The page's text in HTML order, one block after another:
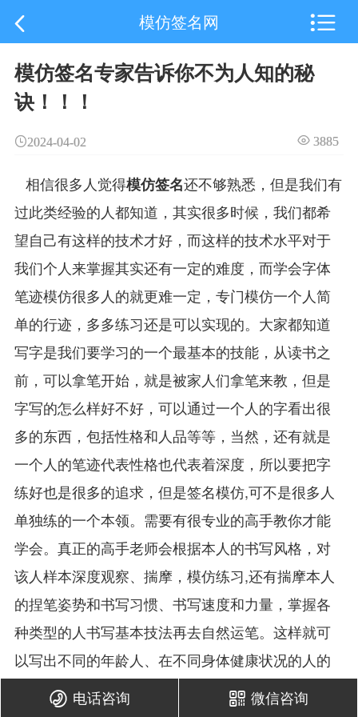
模仿签名网 
模仿签名专家告诉你不为人知的秘
诀！！！
2024-04-02 3885
相信很多人觉得模仿签名还不够熟悉，但是我们有
过此类经验的人都知道，其实很多时候，我们都希
望自己有这样的技术才好，而这样的技术水平对于
我们个人来掌握其实还有一定的难度，而学会字体
笔迹模仿很多人的就更难一定，专门模仿一个人简
单的行迹，多多练习还是可以实现的。大家都知道
写字是我们要学习的一个最基本的技能，从读书之
前，可以拿笔开始，就是被家人们拿笔来教，但是
字写的怎么样好不好，可以通过一个人的字看出很
多的东西，包括性格和人品等等，当然，还有就是
一个人的笔迹代表性格也代表着深度，所以要把字
练好也是很多的追求，但是签名模仿,可不是很多人
单独练的一个本领。需要有很专业的高手教你才能
学会。真正的高手老师会根据本人的书写风格，对
该人样本深度观察、揣摩，模仿练习,还有揣摩本人
的捏笔姿势和书写习惯、书写速度和力量，掌握各
种类型的人书写基本技法再去自然运笔。这样就可
以写出不同的年龄人、在不同身体健康状况的人的
字体风格。现实中，真正实实在在做到的高手真还
 电话咨询  微信咨询